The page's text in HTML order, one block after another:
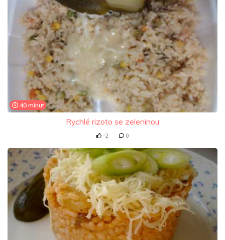
40 minut
Rychlé rizoto se zeleninou
-2 0